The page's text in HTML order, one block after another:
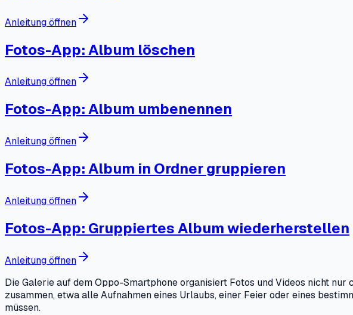
Anleitung öffnen
Fotos-App: Album löschen
Anleitung öffnen
Fotos-App: Album umbenennen
Anleitung öffnen
Fotos-App: Album in Ordner gruppieren
Anleitung öffnen
Fotos-App: Gruppiertes Album wiederherstellen
Anleitung öffnen
Die Galerie auf dem Oppo-Smartphone organisiert Fotos und Videos nicht
zusammen, etwa alle Aufnahmen eines Urlaubs, einer Feier oder eines
müssen.